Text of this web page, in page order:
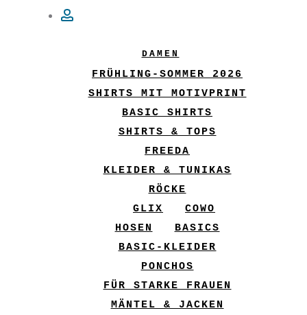
DAMEN
FRÜHLING-SOMMER 2026
SHIRTS MIT MOTIVPRINT
BASIC SHIRTS
SHIRTS & TOPS
FREEDA
KLEIDER & TUNIKAS
RÖCKE
GLIX
COWO
HOSEN
BASICS
BASIC-KLEIDER
PONCHOS
FÜR STARKE FRAUEN
MÄNTEL & JACKEN